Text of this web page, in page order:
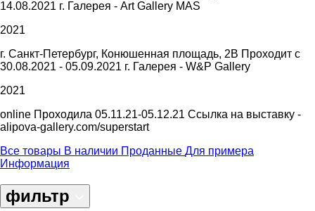
14.08.2021 г. Галерея - Art Gallery MAS
2021
г. Санкт-Петербург, Конюшенная площадь, 2В Проходит с
30.08.2021 - 05.09.2021 г. Галерея - W&P Gallery
2021
online Проходила 05.11.21-05.12.21 Ссылка на выставку -
alipova-gallery.com/superstart
Все товары В наличии Проданные Для примера
Информация
фильтр